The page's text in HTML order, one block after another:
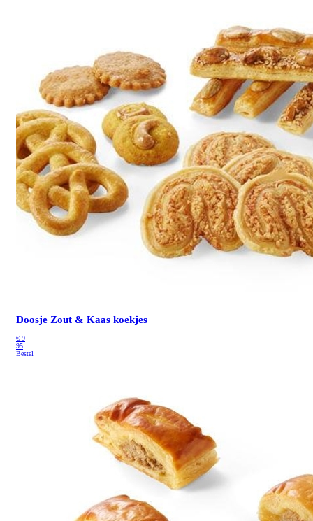
Doosje Zout & Kaas koekjes
€ 9
95
Bestel